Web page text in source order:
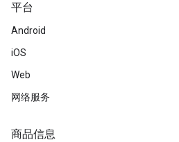
平台
Android
iOS
Web
网络服务
商品信息